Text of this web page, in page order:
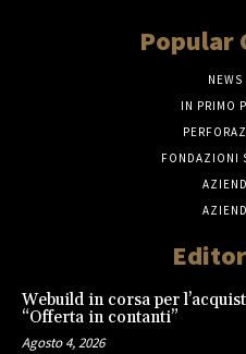
Popular
NEWS
IN PRIMO
FONDAZIONI
Webuild in corsa per
“Offerta in contanti”
Agosto 4, 2026